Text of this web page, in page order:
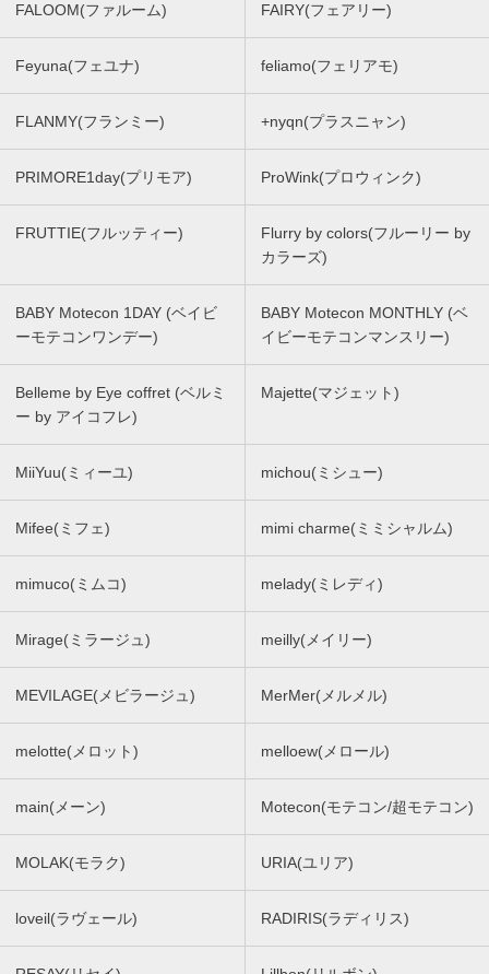
FALOOM(ファルーム) FAIRY(フェアリー)
Feyuna(フェユナ) feliamo(フェリアモ)
FLANMY(フランミー) +nyqn(プラスニャン)
PRIMORE1day(プリモア) ProWink(プロウィンク)
FRUTTIE(フルッティー)
Flurry by colors(フルーリー by
カラーズ)
BABY Motecon 1DAY (ベイビ
ーモテコンワンデー)
BABY Motecon MONTHLY (ベ
イビーモテコンマンスリー)
Belleme by Eye coffret (ベルミ
ー by アイコフレ)
Majette(マジェット)
MiiYuu(ミィーユ) michou(ミシュー)
Mifee(ミフェ) mimi charme(ミミシャルム)
mimuco(ミムコ) melady(ミレディ)
Mirage(ミラージュ) meilly(メイリー)
MEVILAGE(メビラージュ) MerMer(メルメル)
melotte(メロット) melloew(メロール)
main(メーン) Motecon(モテコン/超モテコン)
MOLAK(モラク) URIA(ユリア)
loveil(ラヴェール) RADIRIS(ラディリス)